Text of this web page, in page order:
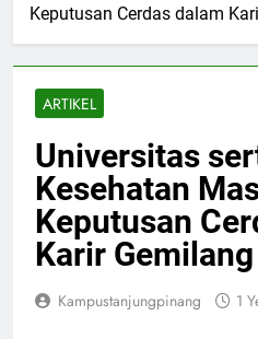
Keputusan Cerdas dalam
ARTIKEL
Universitas
Kesehatan
Keputusan
Karir Gemilang
Kampustanjungpinang 1